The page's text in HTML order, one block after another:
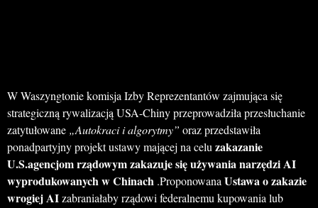
W Waszyngtonie komisja Izby Reprezentantów zajmująca się
strategiczną rywalizacją USA-Chiny przeprowadziła przesłuchanie
zatytułowane „Autokraci i algorytmy” oraz przedstawiła
ponadpartyjny projekt ustawy mającej na celu zakazanie
U.S.agencjom rządowym zakazuje się używania narzędzi AI
wyprodukowanych w Chinach .Proponowana Ustawa o zakazie
wrogiej AIzabraniałaby rządowi federalnemu kupowania lub